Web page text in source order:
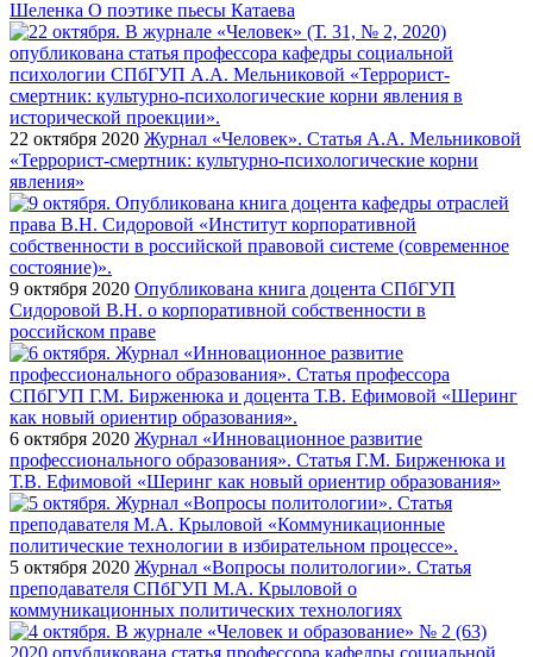
Шеленка О поэтике пьесы Катаева
22 октября 2020 Журнал «Человек». Статья А.А. Мельниковой
«Террорист-смертник: культурно-психологические корни
явления»
9 октября 2020 Опубликована книга доцента СПбГУП
Сидоровой В.Н. о корпоративной собственности в
российском праве
6 октября 2020 Журнал «Инновационное развитие
профессионального образования». Статья Г.М. Бирженюка и
Т.В. Ефимовой «Шеринг как новый ориентир образования»
5 октября 2020 Журнал «Вопросы политологии». Статья
преподавателя СПбГУП М.А. Крыловой о
коммуникационных политических технологиях